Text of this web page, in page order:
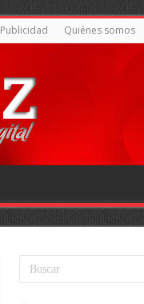
Publicidad Quiénes somos